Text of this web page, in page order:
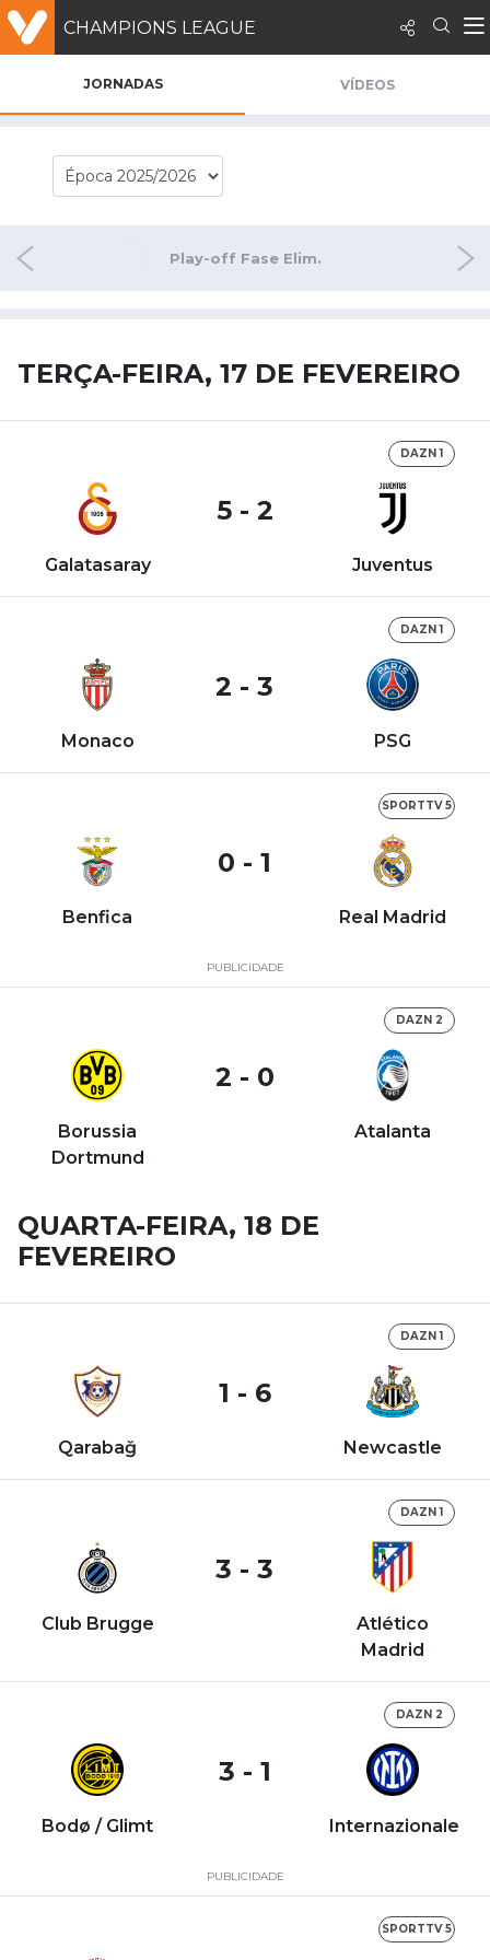
CHAMPIONS LEAGUE
JORNADAS VÍDEOS
8 Play-off Fase Elim.
TERÇA-FEIRA, 17 DE FEVEREIRO
DAZN 1
Galatasaray
5 - 2
Juventus
DAZN 1
Monaco
2 - 3
PSG
SPORTTV 5
Benfica
0 - 1
Real Madrid
PUBLICIDADE
DAZN 2
Borussia
Dortmund
2 - 0
Atalanta
QUARTA-FEIRA, 18 DE
FEVEREIRO
DAZN 1
Qarabağ
1 - 6
Newcastle
DAZN 1
Club Brugge
3 - 3
Atlético
Madrid
DAZN 2
Bodø / Glimt
3 - 1
Internazionale
PUBLICIDADE
SPORTTV 5